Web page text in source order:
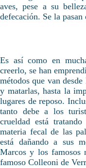
aves, pese a su
defecación. Se la
Es así como en
creerlo, se han
métodos que van
y matarlas, hasta la
lugares de reposo.
tanto debe a los
crueldad está
materia fecal de las
está dañando a sus
Marcos y los famosos
famoso Colleoni de